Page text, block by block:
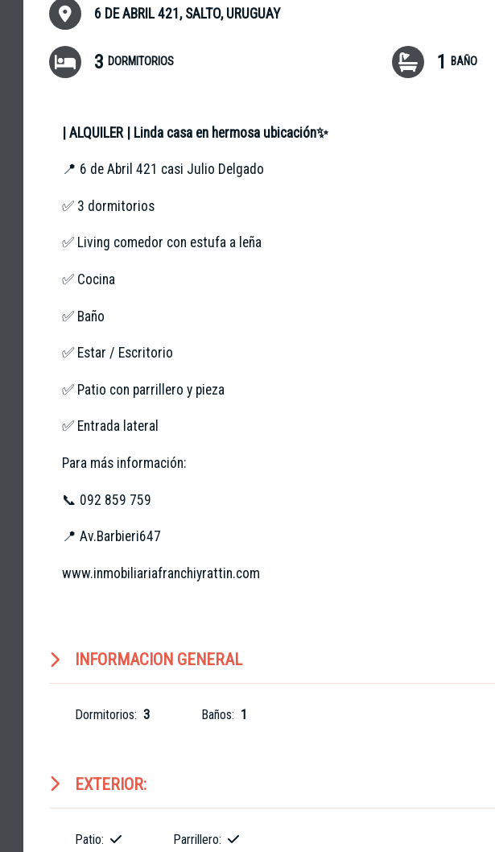
6 DE ABRIL 421, SALTO, URUGUAY
3 DORMITORIOS 1 BAÑO
| ALQUILER | Linda casa en hermosa ubicación✨
📍 6 de Abril 421 casi Julio Delgado
✅ 3 dormitorios
✅ Living comedor con estufa a leña
✅ Cocina
✅ Baño
✅ Estar / Escritorio
✅ Patio con parrillero y pieza
✅ Entrada lateral
Para más información:
📞 092 859 759
📍 Av.Barbieri647
www.inmobiliariafranchiyrattin.com
INFORMACION GENERAL
Dormitorios: 3 Baños: 1
EXTERIOR:
Patio: Parrillero: